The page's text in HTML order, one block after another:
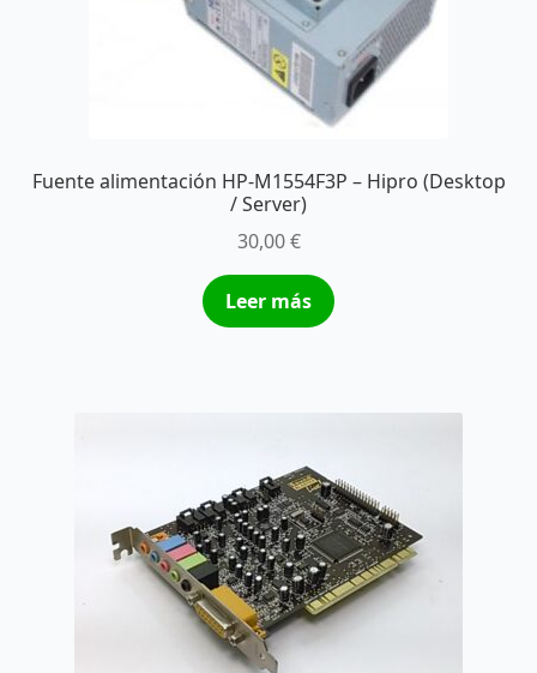
Fuente alimentación HP-M1554F3P – Hipro (Desktop
/ Server)
30,00€
Leer más